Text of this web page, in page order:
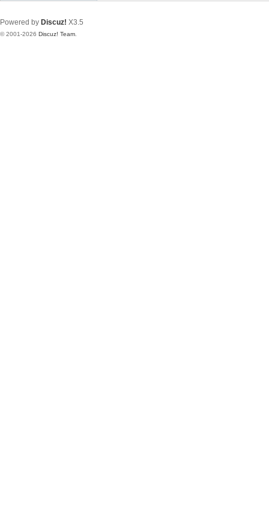
Powered by Discuz! X3.5
© 2001-2026 Discuz! Team